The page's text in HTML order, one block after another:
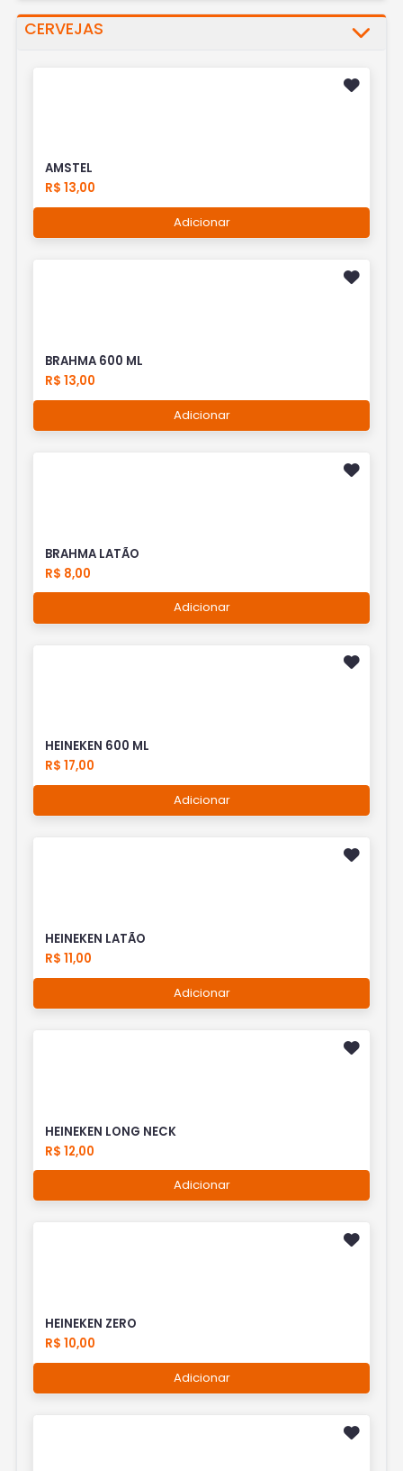
CERVEJAS
AMSTEL
R$ 13,00
Adicionar
BRAHMA 600 ML
R$ 13,00
Adicionar
BRAHMA LATÃO
R$ 8,00
Adicionar
HEINEKEN 600 ML
R$ 17,00
Adicionar
HEINEKEN LATÃO
R$ 11,00
Adicionar
HEINEKEN LONG NECK
R$ 12,00
Adicionar
HEINEKEN ZERO
R$ 10,00
Adicionar